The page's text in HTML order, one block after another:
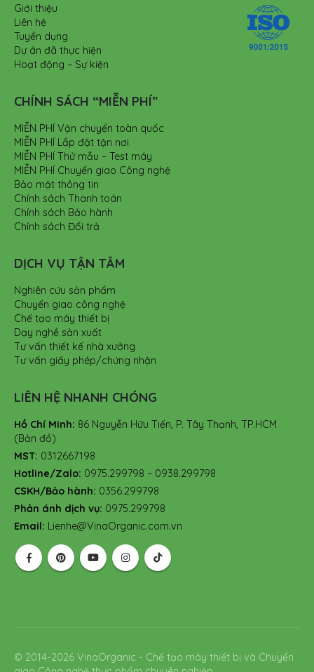
Giới thiệu
Liên hệ
Tuyển dụng
Dự án đã thực hiện
Hoạt động – Sự kiện
CHÍNH SÁCH “MIỄN PHÍ”
MIỄN PHÍ Vận chuyển toàn quốc
MIỄN PHÍ Lắp đặt tận nơi
MIỄN PHÍ Thử mẫu – Test máy
MIỄN PHÍ Chuyển giao Công nghệ
Bảo mật thông tin
Chính sách Thanh toán
Chính sách Bảo hành
Chính sách Đổi trả
DỊCH VỤ TẬN TÂM
Nghiên cứu sản phẩm
Chuyển giao công nghệ
Chế tạo máy thiết bị
Dạy nghề sản xuất
Tư vấn thiết kế nhà xưởng
Tư vấn giấy phép/chứng nhận
LIÊN HỆ NHANH CHÓNG
Hồ Chí Minh: 86 Nguyễn Hữu Tiến, P. Tây Thạnh, TP.HCM
(Bản đồ)
MST: 0312667198
Hotline/Zalo: 0975.299798 – 0938.299798
CSKH/Bảo hành: 0356.299798
Phản ánh dịch vụ: 0975.299798
Email: Lienhe@VinaOrganic.com.vn
© 2014-2026 VinaOrganic - Chế tạo máy thiết bị và Chuyển